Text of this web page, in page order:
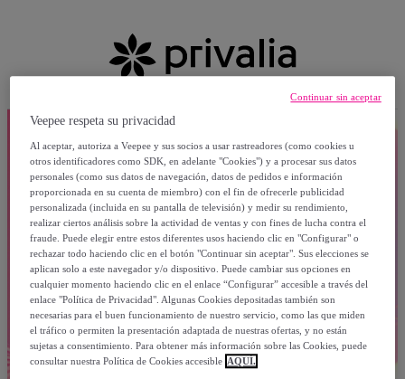
Veepee respeta su privacidad
Al aceptar, autoriza a Veepee y sus socios a usar rastreadores (como cookies u
otros identificadores como SDK, en adelante "Cookies") y a procesar sus datos
personales (como sus datos de navegación, datos de pedidos e información
proporcionada en su cuenta de miembro) con el fin de ofrecerle publicidad
personalizada (incluida en su pantalla de televisión) y medir su rendimiento,
realizar ciertos análisis sobre la actividad de ventas y con fines de lucha contra el
fraude. Puede elegir entre estos diferentes usos haciendo clic en "Configurar" o
rechazar todo haciendo clic en el botón "Continuar sin aceptar". Sus elecciones se
aplican solo a este navegador y/o dispositivo. Puede cambiar sus opciones en
cualquier momento haciendo clic en el enlace “Configurar” accesible a través del
enlace "Política de Privacidad". Algunas Cookies depositadas también son
necesarias para el buen funcionamiento de nuestro servicio, como las que miden
el tráfico o permiten la presentación adaptada de nuestras ofertas, y no están
sujetas a consentimiento. Para obtener más información sobre las Cookies, puede
consultar nuestra Política de Cookies accesible AQUÍ.
Continuar sin aceptar